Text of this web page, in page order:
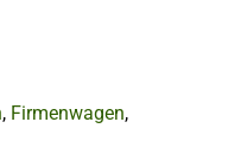
, Firmenwagen,